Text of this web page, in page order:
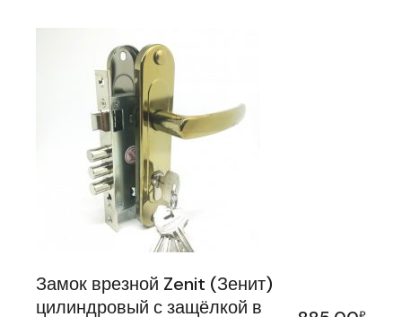
Замок врезной Zenit (Зенит)
цилиндровый с защёлкой в